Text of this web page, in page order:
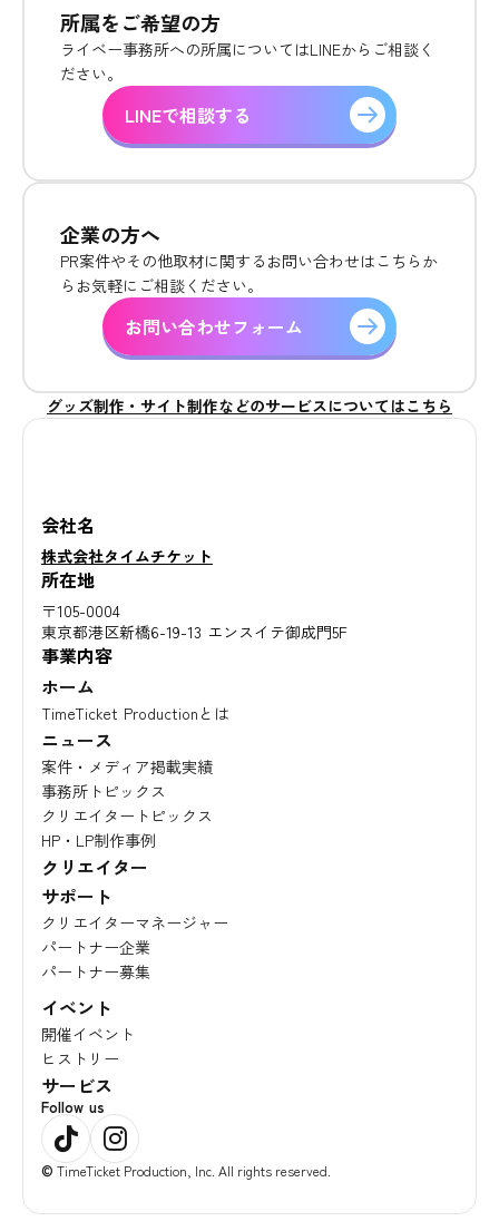
所属をご希望の方
ライベー事務所への所属についてはLINEからご相談く
ださい。
LINEで相談する
企業の方へ
PR案件やその他取材に関するお問い合わせはこちらか
らお気軽にご相談ください。
お問い合わせフォーム
グッズ制作・サイト制作などのサービスについてはこちら
会社名
株式会社タイムチケット
所在地
〒105-0004
東京都港区新橋6-19-13 エンスイテ御成門5F
事業内容
ホーム
TimeTicket Productionとは
ニュース
案件・メディア掲載実績
事務所トピックス
クリエイタートピックス
HP・LP制作事例
クリエイター
サポート
クリエイターマネージャー
パートナー企業
パートナー募集
イベント
開催イベント
ヒストリー
サービス
© TimeTicket Production, Inc. All rights reserved.
Follow us